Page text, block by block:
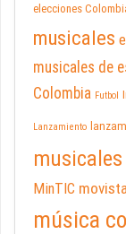
elecciones
musicales
musicales de
Colombia Futbol
Lanzamiento
musicales
MinTIC
música